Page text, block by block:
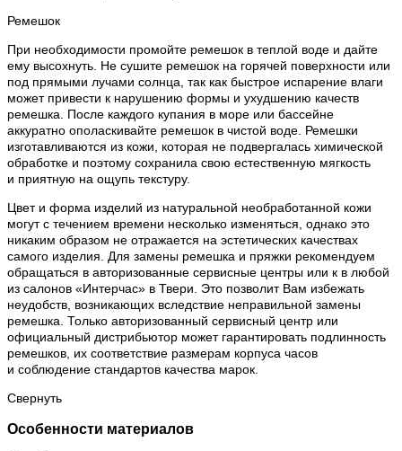
Ремешок
При необходимости промойте ремешок в теплой воде и дайте
ему высохнуть. Не сушите ремешок на горячей поверхности или
под прямыми лучами солнца, так как быстрое испарение влаги
может привести к нарушению формы и ухудшению качеств
ремешка. После каждого купания в море или бассейне
аккуратно ополаскивайте ремешок в чистой воде. Ремешки
изготавливаются из кожи, которая не подвергалась химической
обработке и поэтому сохранила свою естественную мягкость
и приятную на ощупь текстуру.
Цвет и форма изделий из натуральной необработанной кожи
могут с течением времени несколько изменяться, однако это
никаким образом не отражается на эстетических качествах
самого изделия. Для замены ремешка и пряжки рекомендуем
обращаться в авторизованные сервисные центры или к в любой
из салонов «Интерчас» в Твери. Это позволит Вам избежать
неудобств, возникающих вследствие неправильной замены
ремешка. Только авторизованный сервисный центр или
официальный дистрибьютор может гарантировать подлинность
ремешков, их соответствие размерам корпуса часов
и соблюдение стандартов качества марок.
Свернуть
Особенности материалов